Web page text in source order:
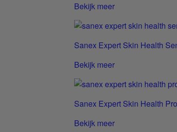
Bekijk meer
Sanex Expert Skin Health
Bekijk meer
Sanex Expert Skin Health
Bekijk meer